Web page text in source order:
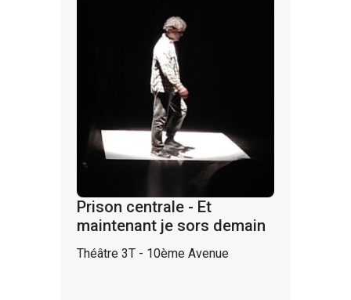
Prison centrale - Et
maintenant je sors demain
Théâtre 3T - 10ème Avenue